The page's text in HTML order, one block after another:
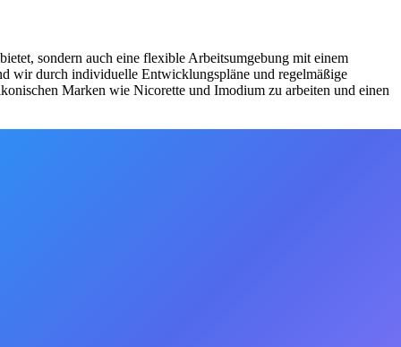
sondern auch eine flexible Arbeitsumgebung mit einem
wir durch individuelle Entwicklungspläne und regelmäßige
Marken wie Nicorette und Imodium zu arbeiten und einen